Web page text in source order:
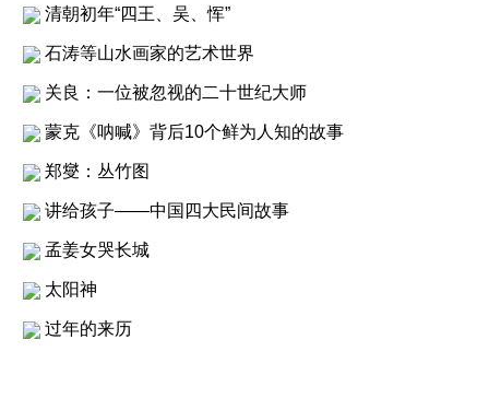
清朝初年“四王、吴、恽”
石涛等山水画家的艺术世界
关良：一位被忽视的二十世纪大师
蒙克《呐喊》背后10个鲜为人知的故事
郑燮：丛竹图
讲给孩子——中国四大民间故事
孟姜女哭长城
太阳神
过年的来历